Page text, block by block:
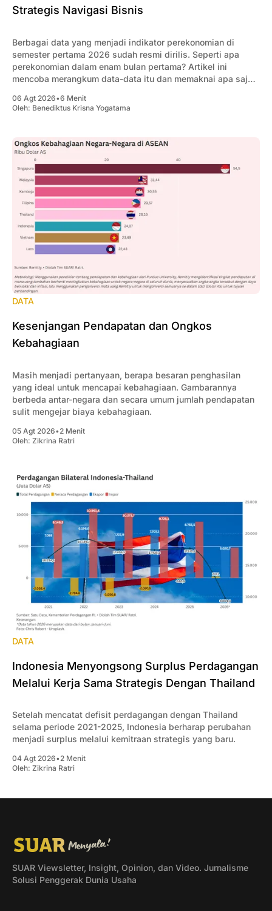
Strategis Navigasi Bisnis
Berbagai data yang menjadi indikator perekonomian di
semester pertama 2026 sudah resmi dirilis. Seperti apa
perekonomian dalam enam bulan pertama? Artikel ini
mencoba merangkum data-data itu dan memaknai apa saja
06 Agt 2026•6 Menit
Oleh: Benediktus Krisna Yogatama
DATA
Kesenjangan Pendapatan dan Ongkos
Kebahagiaan
Masih menjadi pertanyaan, berapa besaran penghasilan
yang ideal untuk mencapai kebahagiaan. Gambarannya
berbeda antar-negara dan secara umum jumlah pendapatan
sulit mengejar biaya kebahagiaan.
05 Agt 2026•2 Menit
Oleh: Zikrina Ratri
DATA
Indonesia Menyongsong Surplus Perdagangan
Melalui Kerja Sama Strategis Dengan Thailand
Setelah mencatat defisit perdagangan dengan Thailand
selama periode 2021-2025, Indonesia berharap perubahan
menjadi surplus melalui kemitraan strategis yang baru.
04 Agt 2026•2 Menit
Oleh: Zikrina Ratri
SUAR Viewsletter, Insight, Opinion, dan Video. Jurnalisme
Solusi Penggerak Dunia Usaha